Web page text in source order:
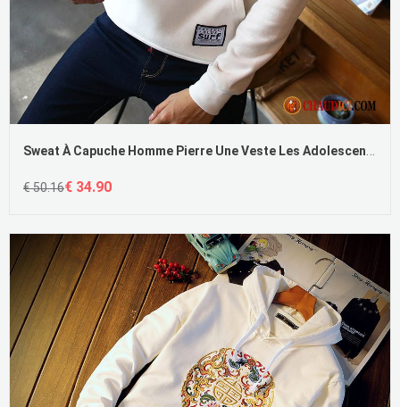
Sweat À Capuche Homme Pierre Une Veste Les Adolescents Épaissir Blanc Encapuchonné Pas Cher
€ 50.16€ 34.90